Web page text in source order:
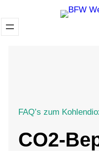
Inhalt
springen
FAQ’s zum
CO2-